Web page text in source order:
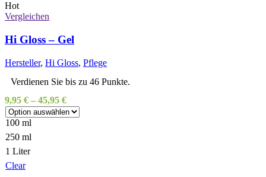
Hot
Vergleichen
Hi Gloss – Gel
Hersteller, Hi Gloss, Pflege
Verdienen Sie bis zu 46 Punkte.
9,95 € – 45,95 €
100 ml
250 ml
1 Liter
Clear